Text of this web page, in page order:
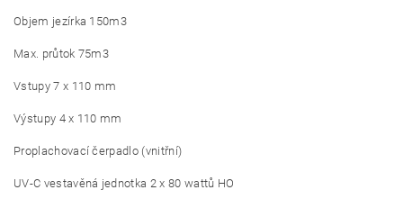
Objem jezírka 150m3
Max. průtok 75m3
Vstupy 7 x 110 mm
Výstupy 4 x 110 mm
Proplachovací čerpadlo (vnitřní)
UV-C vestavěná jednotka 2 x 80 wattů HO